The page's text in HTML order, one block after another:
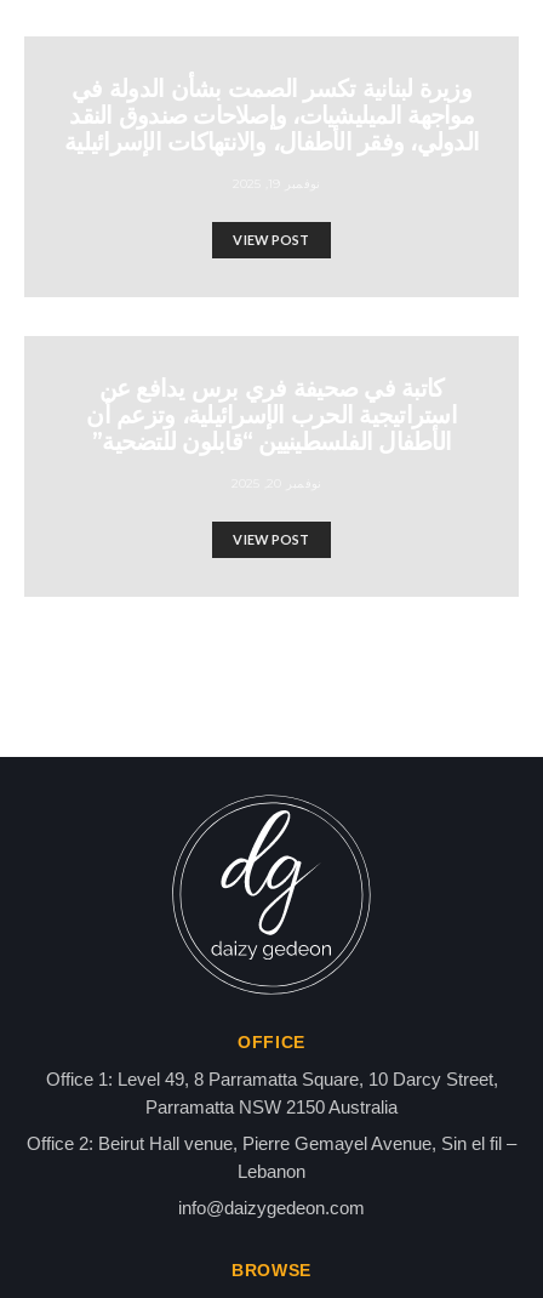
وزيرة لبنانية تكسر الصمت بشأن الدولة في
مواجهة الميليشيات، وإصلاحات صندوق النقد
الدولي، وفقر الأطفال، والانتهاكات الإسرائيلية
VIEW POST
كاتبة في صحيفة فري برس يدافع عن
استراتيجية الحرب الإسرائيلية، وتزعم أن
الأطفال الفلسطينيين “قابلون للتضحية”
VIEW POST
الثاني/نوفمبر – المتظاهرون يحثون
على وقف عمليات الشراء لمدة